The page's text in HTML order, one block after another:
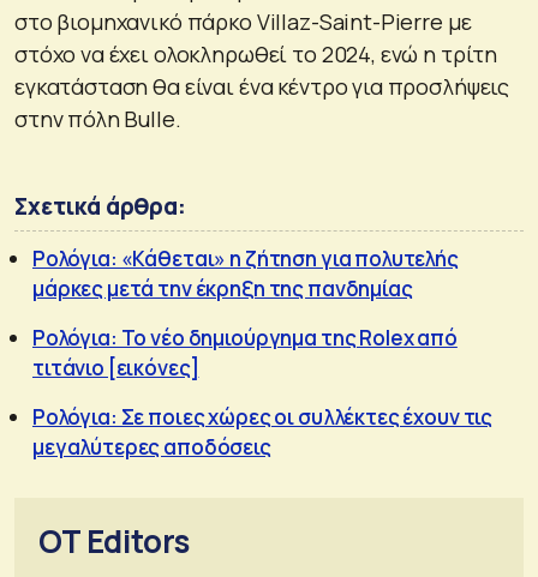
στο βιομηχανικό πάρκο Villaz-Saint-Pierre με
στόχο να έχει ολοκληρωθεί το 2024, ενώ η τρίτη
εγκατάσταση θα είναι ένα κέντρο για προσλήψεις
στην πόλη Bulle.
Σχετικά άρθρα:
Ρολόγια: «Κάθεται» η ζήτηση για πολυτελής
μάρκες μετά την έκρηξη της πανδημίας
Ρολόγια: Το νέο δημιούργημα της Rolex από
τιτάνιο [εικόνες]
Ρολόγια: Σε ποιες χώρες οι συλλέκτες έχουν τις
μεγαλύτερες αποδόσεις
OT Editors